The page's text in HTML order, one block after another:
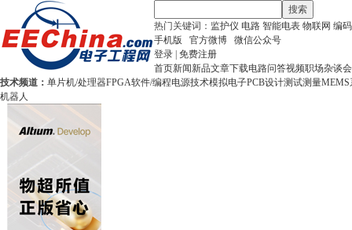
搜索
热门关键词： 监护仪 电路 智能电表 物联网 编
手机版
官方微博
微信公众号
登录 免费注册
首页新闻新品文章下载电路问答视频职场杂谈
技术频道： 单片机/处理器FPGA软件/编程电源技术模拟电子PCB设计测试测量MEMS
机器人